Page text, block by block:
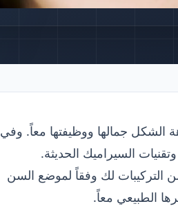
الشكل جمالها ووظيفتها معاً. وفي
التركيبات لك وفقاً لموضع السن
الطبيعي معاً.